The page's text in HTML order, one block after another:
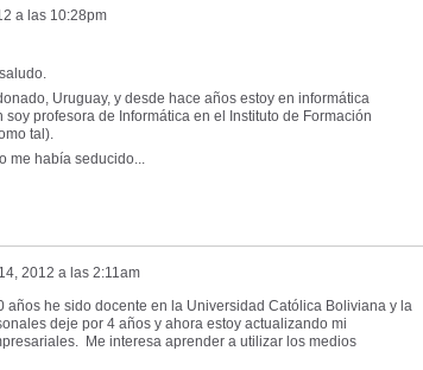
a las 10:28pm
Uruguay, y desde hace años estoy en informática
profesora de Informática en el Instituto de Formación
tal).
me había seducido...
2012 a las 2:11am
he sido docente en la Universidad Católica Boliviana y la
deje por 4 años y ahora estoy actualizando mi
Me interesa aprender a utilizar los medios